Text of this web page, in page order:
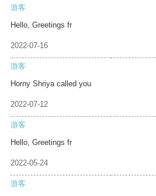
游客
Hello, Greetings fr
2022-07-16
游客
Horny Shriya called you
2022-07-12
游客
Hello, Greetings fr
2022-05-24
游客